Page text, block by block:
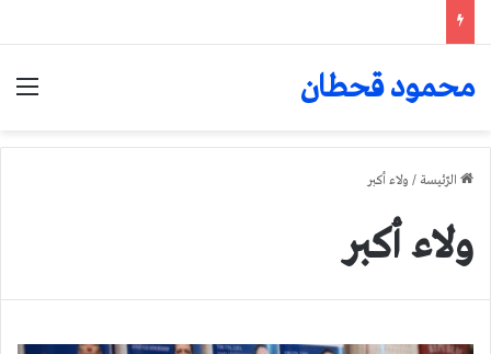
محمود قحطان
الرّئيسة / ولاء أكبر
ولاء أكبر